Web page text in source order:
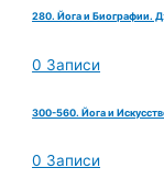
280. Йога и Биографии.
0 Записи
300-560. Йога и
0 Записи